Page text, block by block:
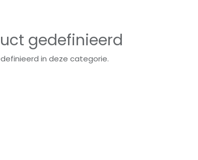
gedefinieerd
in deze categorie.